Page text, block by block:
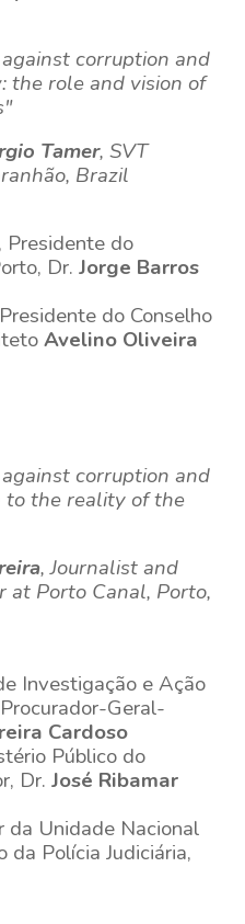
corruption and
the role and vision of
Tamer, SVT
Brazil
Presidente do
Dr.Jorge Barros
Presidente do Conselho
Avelino Oliveira
corruption and
to the reality of the
, Journalist and
at Porto Canal, Porto,
Investigação e Ação
Geral-
Cardoso
Público do
Dr.José Ribamar
da Unidade Nacional
da Polícia Judiciária,